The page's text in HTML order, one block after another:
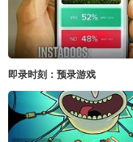
即录时刻：预录游戏